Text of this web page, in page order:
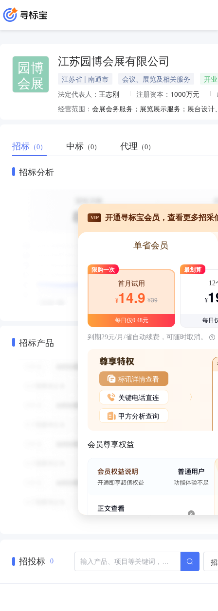
园博
会展
江苏园博会展有限公司
江苏省 | 南通市 会议、展览及相关服务
开业
法定代表人： 王志刚 注册资本： 1000万元
经营范围：
招标 （0） 中标 （0） 代理 （0）
招标分析
招标产品
VIP 开通寻标宝会员，查看更多招采
单省会员
限购一次
首月试用
¥14.9 ¥39
每日仅0.48元
最划算
12
¥
每日
到期29元/月/省自动续费，可随时取消。
标讯详情查看
关键电话直连
甲方分析查询
会员尊享权益
招投标 0